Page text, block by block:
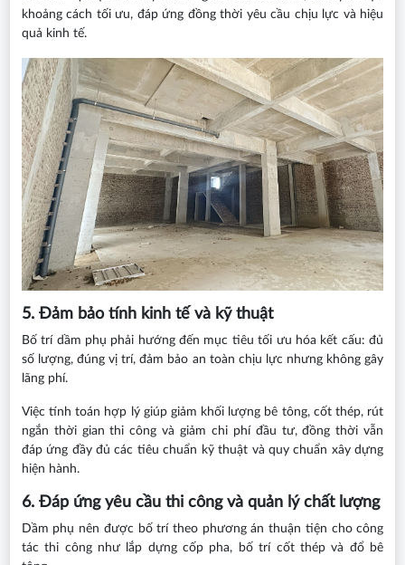
khoảng cách tối ưu, đáp ứng đồng thời yêu cầu chịu lực và hiệu
quả kinh tế.
5. Đảm bảo tính kinh tế và kỹ thuật
Bố trí dầm phụ phải hướng đến mục tiêu tối ưu hóa kết cấu: đủ
số lượng, đúng vị trí, đảm bảo an toàn chịu lực nhưng không gây
lãng phí.
Việc tính toán hợp lý giúp giảm khối lượng bê tông, cốt thép, rút
ngắn thời gian thi công và giảm chi phí đầu tư, đồng thời vẫn
đáp ứng đầy đủ các tiêu chuẩn kỹ thuật và quy chuẩn xây dựng
hiện hành.
6. Đáp ứng yêu cầu thi công và quản lý chất lượng
Dầm phụ nên được bố trí theo phương án thuận tiện cho công
tác thi công như lắp dựng cốp pha, bố trí cốt thép và đổ bê